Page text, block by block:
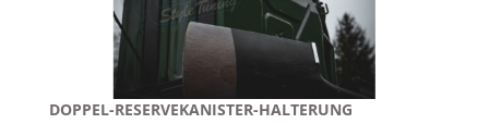
DOPPEL-RESERVEKANISTER-HALTERUNG